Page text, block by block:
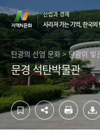
컨
텐
츠
영
역
바
로
가
기
하
단
영
역
바
로
가
기
산업과 경제
사라져 가는 기억, 한국의
탄광의 산업 문화 > 탄광이 빚
문경 석탄박물관